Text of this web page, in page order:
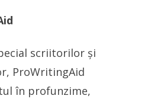
scriitorilor și
ProWritingAid
în profunzime,